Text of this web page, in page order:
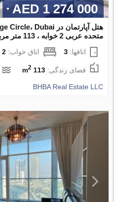
1 274 000 AED
متحده عربی 2 خوابه ، 113 متر مربع. شماره 8241
اتاقها:3 اتاق خواب:2
فضای زندگی:113 m
2
BHBA Real Estate LLC